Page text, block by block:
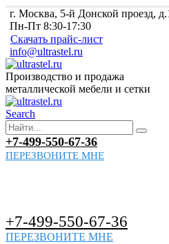
г. Москва, 5-й Донской проезд,
Пн-Пт 8:30-17:30
Скачать прайс-лист
info@ultrastel.ru
Производство и продажа
металлической мебели и сетки
Search
+7-499-550-67-36
ПЕРЕЗВОНИТЕ МНЕ
+7-499-550-67-36
ПЕРЕЗВОНИТЕ МНЕ